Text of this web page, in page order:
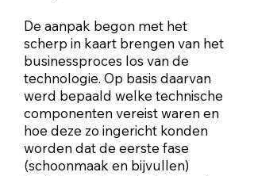
De aanpak begon met het
scherp in kaart brengen van het
businessproces los van de
technologie. Op basis daarvan
werd bepaald welke technische
componenten vereist waren en
hoe deze zo ingericht konden
worden dat de eerste fase
(schoonmaak en bijvullen)